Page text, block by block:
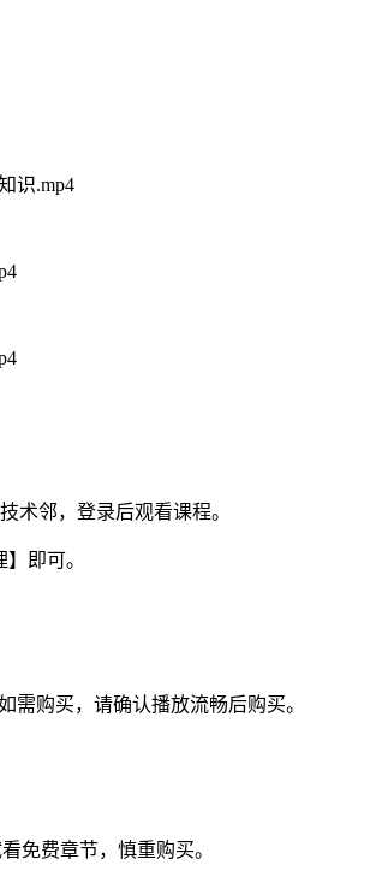
识.mp4
术邻，登录后观看课程。
即可。
需购买，请确认播放流畅后购买。
免费章节，慎重购买。